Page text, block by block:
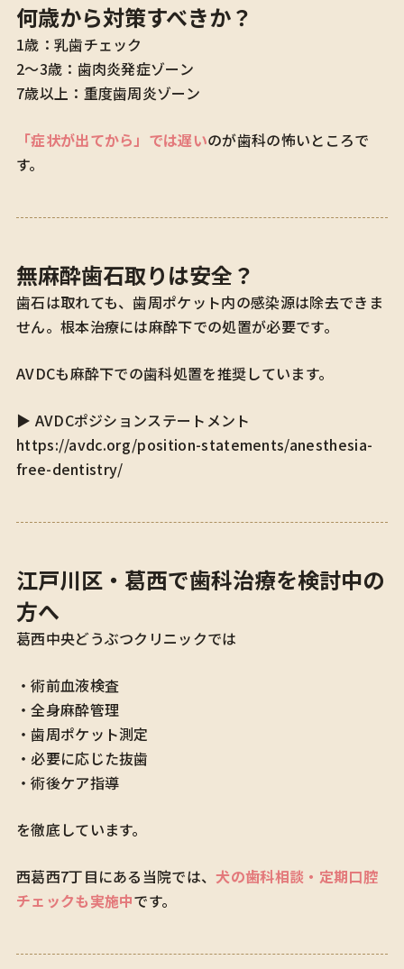
何歳から対策すべきか？
1歳：乳歯チェック
2〜3歳：歯肉炎発症ゾーン
7歳以上：重度歯周炎ゾーン
「症状が出てから」では遅いのが歯科の怖いところで
す。
無麻酔歯石取りは安全？
歯石は取れても、歯周ポケット内の感染源は除去できま
せん。根本治療には麻酔下での処置が必要です。
AVDCも麻酔下での歯科処置を推奨しています。
▶ AVDCポジションステートメント
https://avdc.org/position-statements/anesthesia-
free-dentistry/
江戸川区・葛西で歯科治療を検討中の
方へ
葛西中央どうぶつクリニックでは
・術前血液検査
・全身麻酔管理
・歯周ポケット測定
・必要に応じた抜歯
・術後ケア指導
を徹底しています。
西葛西7丁目にある当院では、犬の歯科相談・定期口腔
チェックも実施中です。